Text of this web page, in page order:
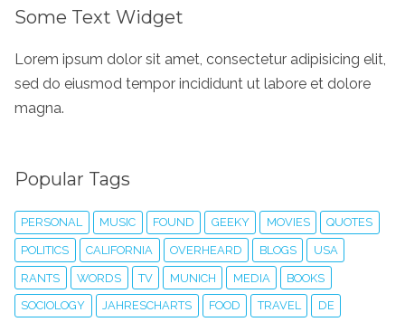
Some Text Widget
Lorem ipsum dolor sit amet, consectetur adipisicing elit,
sed do eiusmod tempor incididunt ut labore et dolore
magna.
Popular Tags
PERSONAL MUSIC FOUND GEEKY MOVIES QUOTES
POLITICS CALIFORNIA OVERHEARD BLOGS USA
RANTS WORDS TV MUNICH MEDIA BOOKS
SOCIOLOGY JAHRESCHARTS FOOD TRAVEL DE